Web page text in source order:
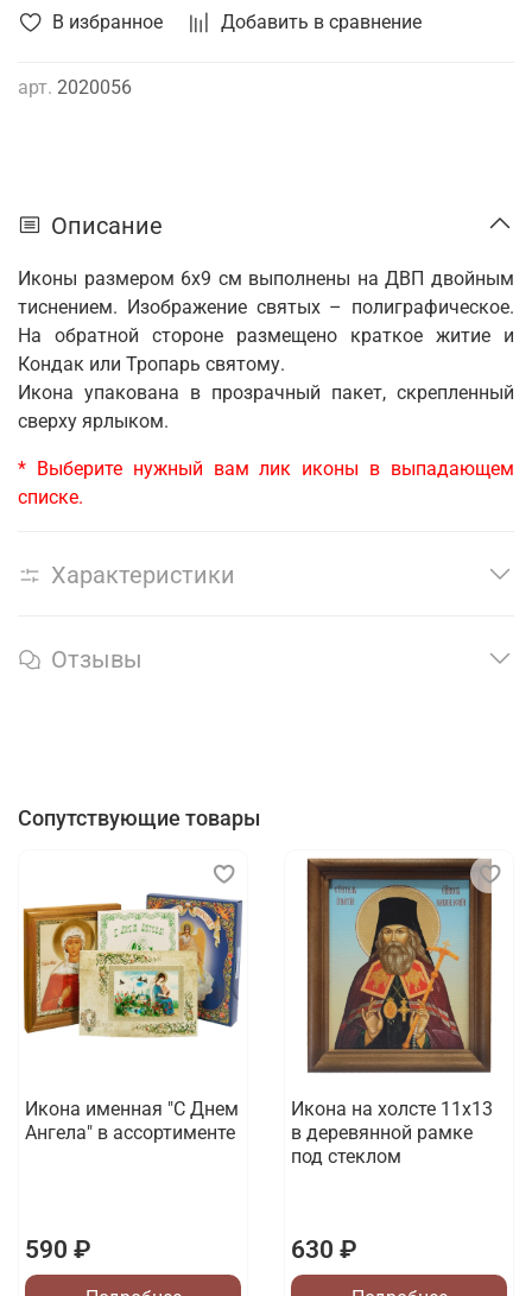
В избранное Добавить в сравнение
арт. 2020056
Описание
Иконы размером 6х9 см выполнены на ДВП двойным
тиснением. Изображение святых – полиграфическое.
На обратной стороне размещено краткое житие и
Кондак или Тропарь святому.
Икона упакована в прозрачный пакет, скрепленный
сверху ярлыком.
* Выберите нужный вам лик иконы в выпадающем
списке.
Характеристики
Отзывы
Сопутствующие товары
Икона именная "С Днем
Ангела" в ассортименте
590 ₽
Икона на холсте 11х13
в деревянной рамке
под стеклом
630 ₽